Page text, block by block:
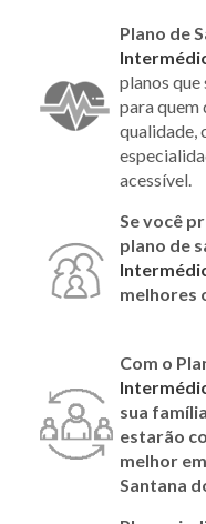
Plano de
planos
para quem
qualidade,
acessível.
Se você
plano de
melhores
Com o
sua
estarão
melhor
Santana